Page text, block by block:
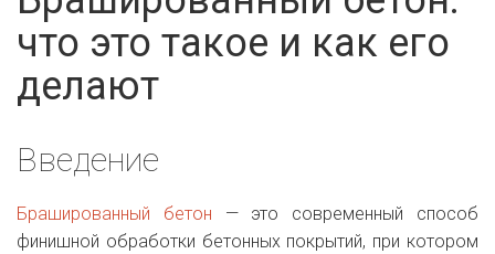
что это такое и как его
делают
Введение
Брашированный бетон — это современный способ
финишной обработки бетонных покрытий, при котором